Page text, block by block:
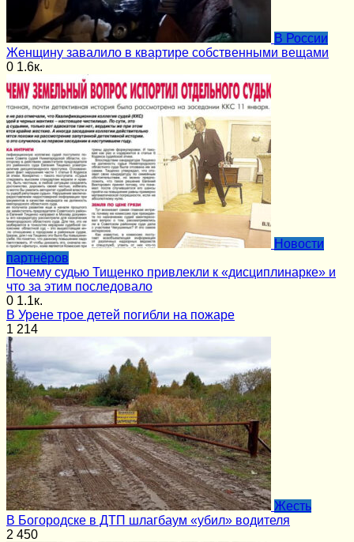
В России
Женщину завалило в квартире собственными вещами
0 1.6к.
Новости
партнёров
Почему судью Тищенко привлекли к «дисциплинарке» и
что за этим последовало
0 1.1к.
В Урене трое детей погибли на пожаре
1 214
Жесть
В Богородске в ДТП шлагбаум «убил» водителя
2 450